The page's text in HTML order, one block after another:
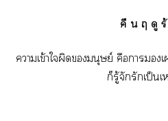
คื น ฤ ดู
าเข้าใผิดมนุษย์ คือา
ก็รู้จักรักเป็น